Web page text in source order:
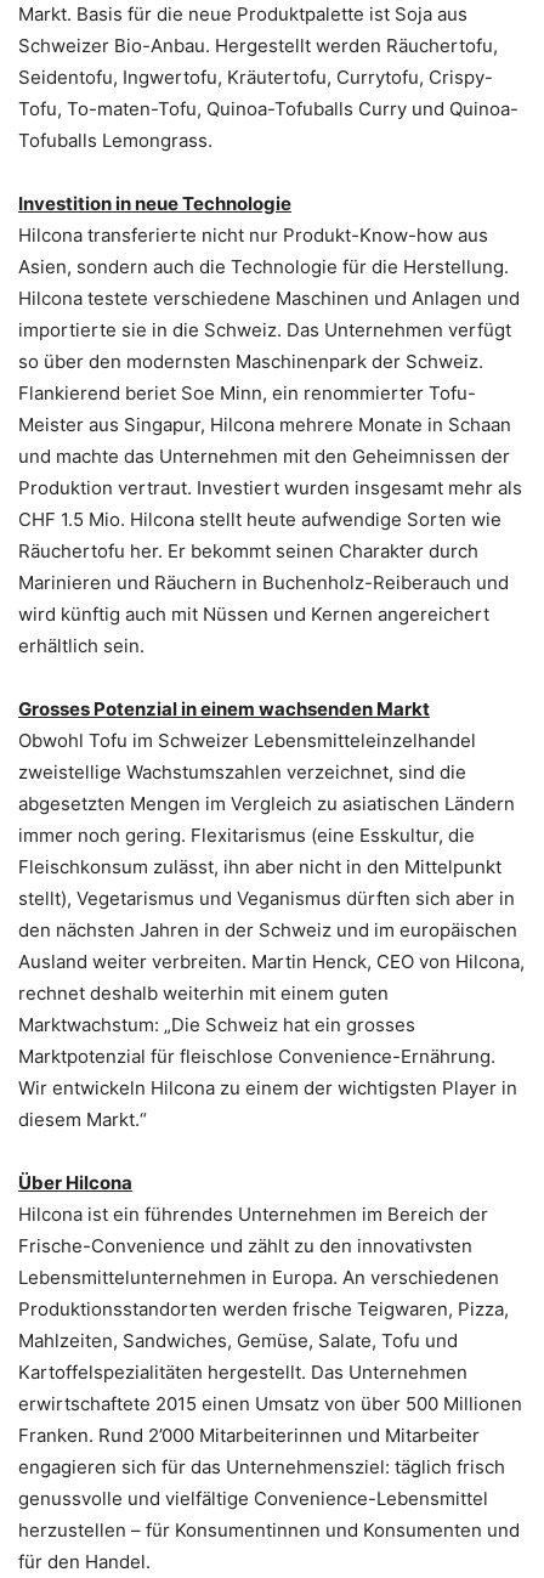
Markt. Basis für die neue Produktpalette ist Soja aus
Schweizer Bio-Anbau. Hergestellt werden Räuchertofu,
Seidentofu, Ingwertofu, Kräutertofu, Currytofu, Crispy-
Tofu, To-maten-Tofu, Quinoa-Tofuballs Curry und Quinoa-
Tofuballs Lemongrass.
Investition in neue Technologie
Hilcona transferierte nicht nur Produkt-Know-how aus
Asien, sondern auch die Technologie für die Herstellung.
Hilcona testete verschiedene Maschinen und Anlagen und
importierte sie in die Schweiz. Das Unternehmen verfügt
so über den modernsten Maschinenpark der Schweiz.
Flankierend beriet Soe Minn, ein renommierter Tofu-
Meister aus Singapur, Hilcona mehrere Monate in Schaan
und machte das Unternehmen mit den Geheimnissen der
Produktion vertraut. Investiert wurden insgesamt mehr als
CHF 1.5 Mio. Hilcona stellt heute aufwendige Sorten wie
Räuchertofu her. Er bekommt seinen Charakter durch
Marinieren und Räuchern in Buchenholz-Reiberauch und
wird künftig auch mit Nüssen und Kernen angereichert
erhältlich sein.
Grosses Potenzial in einem wachsenden Markt
Obwohl Tofu im Schweizer Lebensmitteleinzelhandel
zweistellige Wachstumszahlen verzeichnet, sind die
abgesetzten Mengen im Vergleich zu asiatischen Ländern
immer noch gering. Flexitarismus (eine Esskultur, die
Fleischkonsum zulässt, ihn aber nicht in den Mittelpunkt
stellt), Vegetarismus und Veganismus dürften sich aber in
den nächsten Jahren in der Schweiz und im europäischen
Ausland weiter verbreiten. Martin Henck, CEO von Hilcona,
rechnet deshalb weiterhin mit einem guten
Marktwachstum: „Die Schweiz hat ein grosses
Marktpotenzial für fleischlose Convenience-Ernährung.
Wir entwickeln Hilcona zu einem der wichtigsten Player in
diesem Markt.“
Über Hilcona
Hilcona ist ein führendes Unternehmen im Bereich der
Frische-Convenience und zählt zu den innovativsten
Lebensmittelunternehmen in Europa. An verschiedenen
Produktionsstandorten werden frische Teigwaren, Pizza,
Mahlzeiten, Sandwiches, Gemüse, Salate, Tofu und
Kartoffelspezialitäten hergestellt. Das Unternehmen
erwirtschaftete 2015 einen Umsatz von über 500 Millionen
Franken. Rund 2’000 Mitarbeiterinnen und Mitarbeiter
engagieren sich für das Unternehmensziel: täglich frisch
genussvolle und vielfältige Convenience-Lebensmittel
herzustellen – für Konsumentinnen und Konsumenten und
für den Handel.